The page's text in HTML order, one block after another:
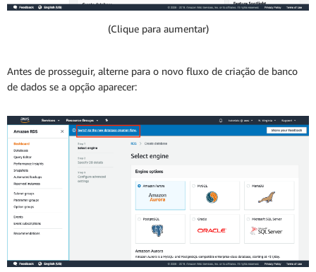
(Clique para aumentar)
Antes de prosseguir, alterne para o novo fluxo de criação de banco
de dados se a opção aparecer: